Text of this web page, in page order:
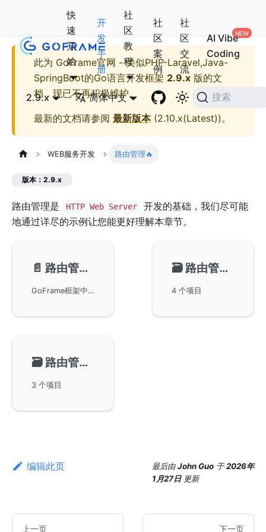
快
速
开
始
开
发
手
册
社
区
教
程
社
区
案
例
社
区
交
流
AI Vibe
Coding
2.9.x 简体中文 搜索
此为 GoFrame官网 - 类似PHP-Laravel,Java-
SpringBoot的Go语言开发框架 2.9.x 版的文
档，现已不再积极维护。
最新的文档请参阅 最新版本(2.10.x(Latest))。
WEB服务开发 路由管理🔥
版本：2.9.x
路由管理是 HTTP Web Server
开发的基础，我们尽可能
地通过详尽的示例让您能更好理解本章节。
📄️ 路由管理-路由规则
GoFrame框架中强大的路由功能及其优化特性，包括命名匹配、模糊匹配和字段匹配等多种路由规则。通过示例代码展示如何使用这些规则管理和匹配不同的URL。此外，还详细讲解了如何利用精准匹配规则与动态匹配规则结合使用，以便更高效地控制路由优先级。
🗃️ 路由管理-路由注册
4 个项目
🗃️ 路由管理-中间件/拦截器
3 个项目
编辑此页 最后由John Guo 于2026年
1月27日 更新
上一页 下一页